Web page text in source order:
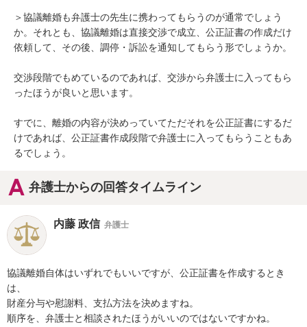
＞協議離婚も弁護士の先生に携わってもらうのが通常でしょう
か。それとも、協議離婚は直接交渉で成立、公正証書の作成だけ
依頼して、その後、調停・訴訟を通知してもらう形でしょうか。
交渉段階でもめているのであれば、交渉から弁護士に入ってもら
ったほうが良いと思います。
すでに、離婚の内容が決めっていてただそれを公正証書にするだ
けであれば、公正証書作成段階で弁護士に入ってもらうこともあ
るでしょう。
弁護士からの回答タイムライン
内藤 政信 弁護士
協議離婚自体はいずれでもいいですが、公正証書を作成するとき
は、
財産分与や慰謝料、支払方法を決めますね。
順序を、弁護士と相談されたほうがいいのではないですかね。